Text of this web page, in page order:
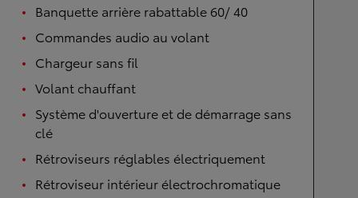
Banquette arrière rabattable 60/ 40
Commandes audio au volant
Chargeur sans fil
Volant chauffant
Système d'ouverture et de démarrage sans
clé
Rétroviseurs réglables électriquement
Rétroviseur intérieur électrochromatique